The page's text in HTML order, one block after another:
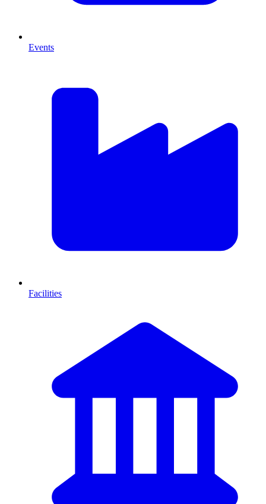
Events
Facilities